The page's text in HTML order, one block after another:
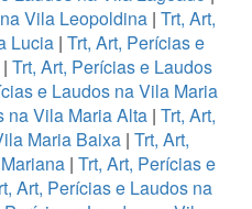
Vila Leopoldina | Trt, Art,
Lucia | Trt, Art, Perícias e
| Trt, Art, Perícias e Laudos
e Laudos na Vila Maria
na Vila Maria Alta | Trt, Art,
Maria Baixa| Trt, Art,
| Trt, Art, Perícias e
Art, Perícias e Laudos na